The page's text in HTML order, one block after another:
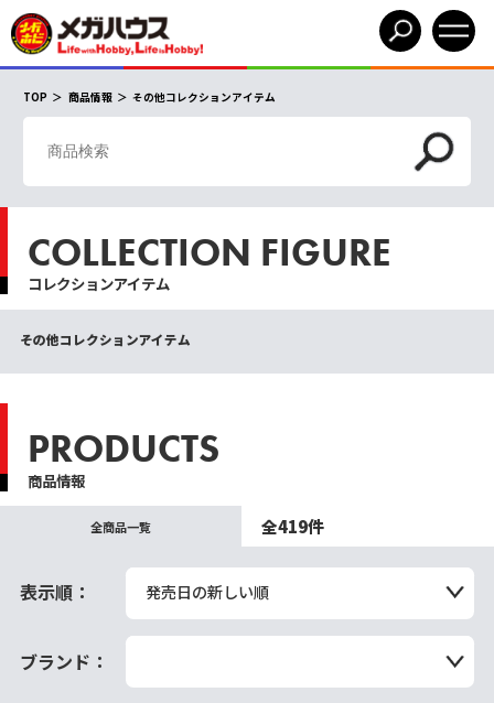
TOP 商品情報 その他コレクションアイテム
COLLECTION FIGURE
コレクションアイテム
その他コレクションアイテム
PRODUCTS
商品情報
全商品一覧 全419件
表示順： 発売日の新しい順
ブランド：